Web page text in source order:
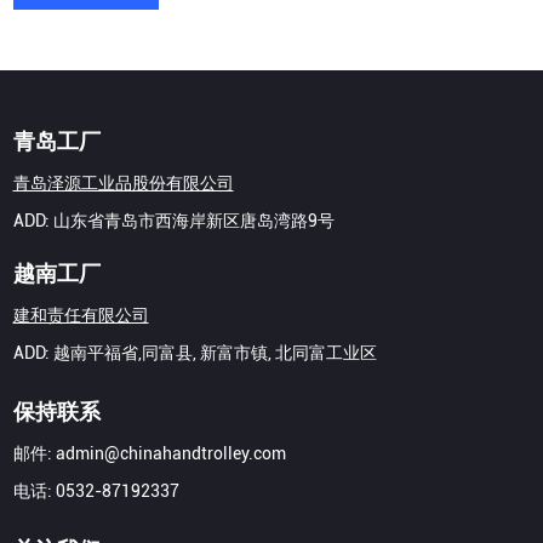
青岛工厂
青岛泽源工业品股份有限公司
ADD: 山东省青岛市西海岸新区唐岛湾路9号
越南工厂
建和责任有限公司
ADD: 越南平福省,同富县, 新富市镇, 北同富工业区
保持联系
邮件: admin@chinahandtrolley.com
电话: 0532-87192337